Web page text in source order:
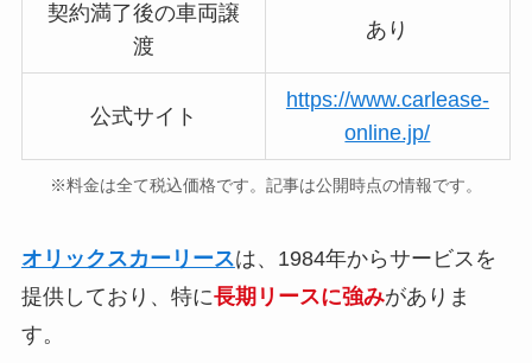
契約満了後の車両譲
渡
あり
公式サイト
https://www.carlease-
online.jp/
※料金は全て税込価格です。記事は公開時点の情報です。
オリックスカーリースは、1984年からサービスを
提供しており、特に長期リースに強みがありま
す。